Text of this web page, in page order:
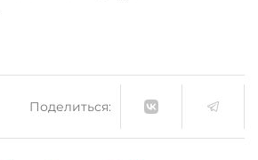
Поделиться: